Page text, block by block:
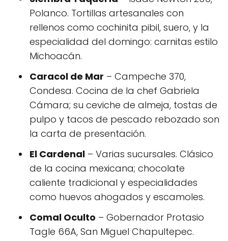
Polanco. Tortillas artesanales con
rellenos como cochinita pibil, suero, y la
especialidad del domingo: carnitas estilo
Michoacán.
Caracol de Mar – Campeche 370,
Condesa. Cocina de la chef Gabriela
Cámara; su ceviche de almeja, tostas de
pulpo y tacos de pescado rebozado son
la carta de presentación.
El Cardenal – Varias sucursales. Clásico
de la cocina mexicana; chocolate
caliente tradicional y especialidades
como huevos ahogados y escamoles.
Comal Oculto – Gobernador Protasio
Tagle 66A, San Miguel Chapultepec.